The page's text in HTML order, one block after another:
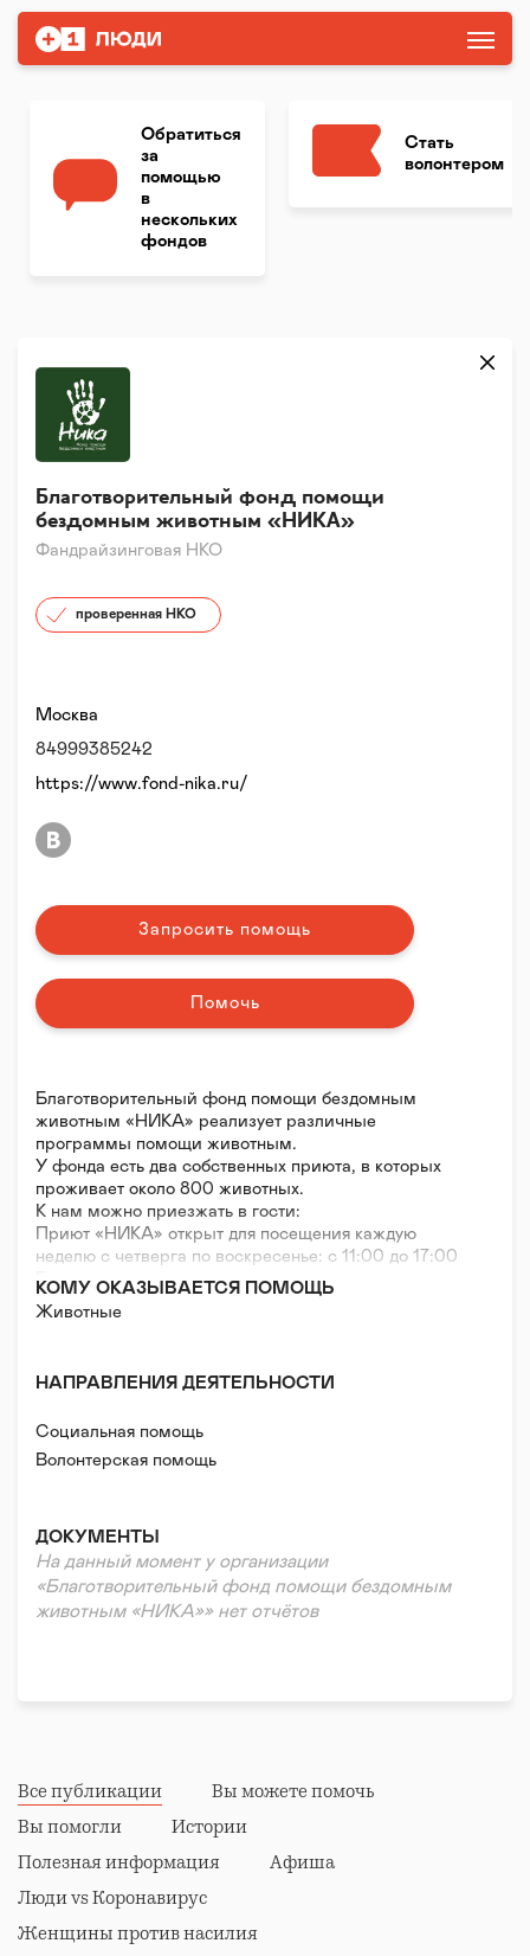
Обратиться
за
помощью
в
нескольких
фондов
Стать
волонтером
Фандрайзинговая НКО
Благотворительный фонд помощи
бездомным животным «НИКА»
проверенная НКО
Благотворительный фонд помощи бездомным
животным «НИКА» реализует различные
программы помощи животным.
У фонда есть два собственных приюта, в которых
проживает около 800 животных.
К нам можно приезжать в гости:
Приют «НИКА» открыт для посещения каждую
неделю с четверга по воскресенье: с 11:00 до 17:00​
Если вы едете впервые, лучше попасть на
экскурсию — они проводятся в 12:00 и в 14:00.
info@fond-nika.ru
почту:
otlov@fond-nika.ru
КОМУ ОКАЗЫВАЕТСЯ ПОМОЩЬ
Животные
НАПРАВЛЕНИЯ ДЕЯТЕЛЬНОСТИ
Социальная помощь
Волонтерская помощь
ДОКУМЕНТЫ
На данный момент у организации
«Благотворительный фонд помощи бездомным
животным «НИКА»» нет отчётов
Москва
84999385242
https://www.fond-nika.ru/
Запросить помощь
Помочь
Все публикации
Вы можете помочь
Вы помогли
Истории
Полезная информация
Афиша
Люди vs Коронавирус
Женщины против насилия